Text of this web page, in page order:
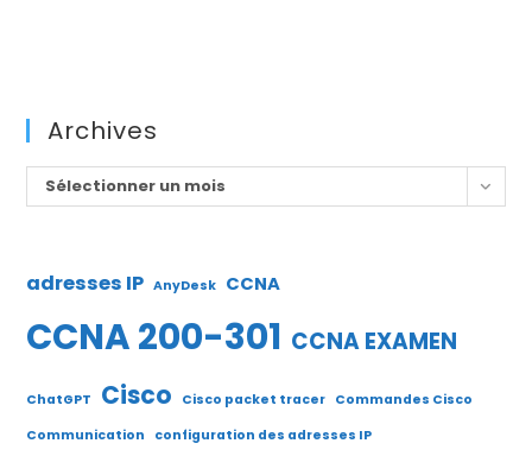
Archives
Archives
Sélectionner un mois
adresses IP AnyDesk CCNA
CCNA 200-301 CCNA EXAMEN
ChatGPT Cisco Cisco packet tracer Commandes Cisco
Communication
configuration des adresses IP